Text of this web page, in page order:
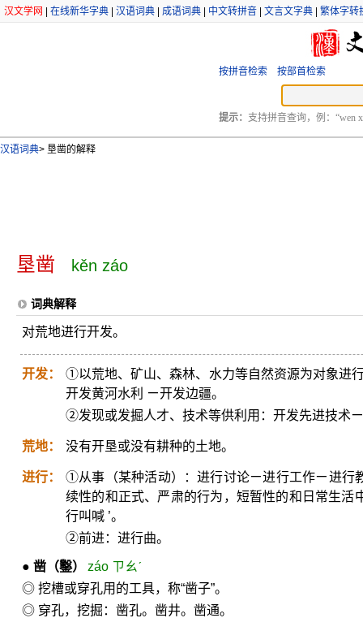
汉文学网 在线新华字典 汉语词典 成语词典 中文转拼音 文言文字典 繁体字转
按拼音检索 按部首检索
提示： 支持拼音查询，例：“wen
汉语词典> 垦凿的解释
垦凿 kěn záo
词典解释
对荒地进行开发。
开发：
①以荒地、矿山、森林、水力等自然资源为对象进
开发黄河水利 ㄧ开发边疆。
②发现或发掘人才、技术等供利用：开发先进技术
荒地： 没有开垦或没有耕种的土地。
进行：
①从事（某种活动）：进行讨论ㄧ进行工作ㄧ进行
续性的和正式、严肃的行为，短暂性的和日常生活
行叫喊 ’。
②前进：进行曲。
● 凿 （鑿）
záo ㄗㄠˊ
◎ 挖槽或穿孔用的工具，称“凿子”。
◎ 穿孔，挖掘：凿孔。凿井。凿通。